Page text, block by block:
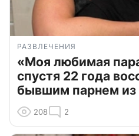
РАЗВЛЕЧЕНИЯ
«Моя любимая
спустя 22 года
бывшим парнем
208 2